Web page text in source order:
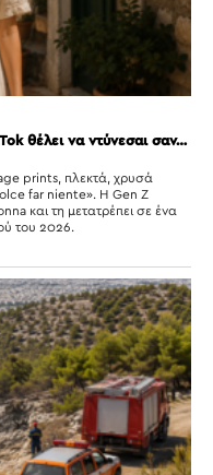
θέλει να ντύνεσαι σαν…
prints, πλεκτά, χρυσά
far niente». Η Gen Z
και τη μετατρέπει σε ένα
του 2026.